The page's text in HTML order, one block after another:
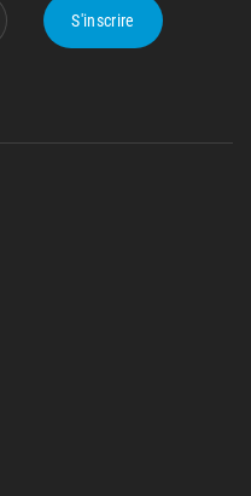
S'inscrire